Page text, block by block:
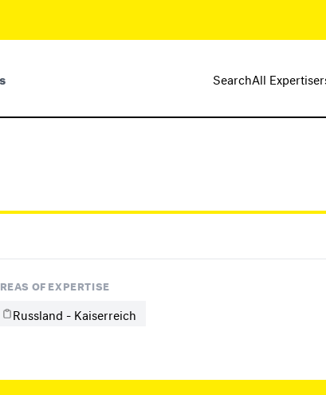
SearchAll
OF EXPERTISE
Russland - Kaiserreich